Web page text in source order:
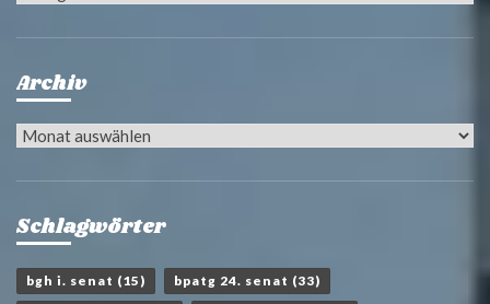
Archiv
Archiv
Schlagwörter
bgh i. senat (15) bpatg 24. senat (33)